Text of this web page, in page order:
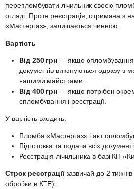
перепломбувати лічильник своєю
огляді. Проте реєстрація, отримана з
«Мастергаз», залишається чинною.
Вартість
Від 250 грн— якщо
документів виконуються одразу з
нашими майстрами.
Від 400 грн— якщо потрібен
опломбування і реєстрації.
У вартість входить:
Пломба «Мастергаз» і акт
Підготовка та подача всіх
Реєстрація лічильника в базі КП
Строк реєстраціїзазвичай до 2 тижнів
обробки в КТЕ).